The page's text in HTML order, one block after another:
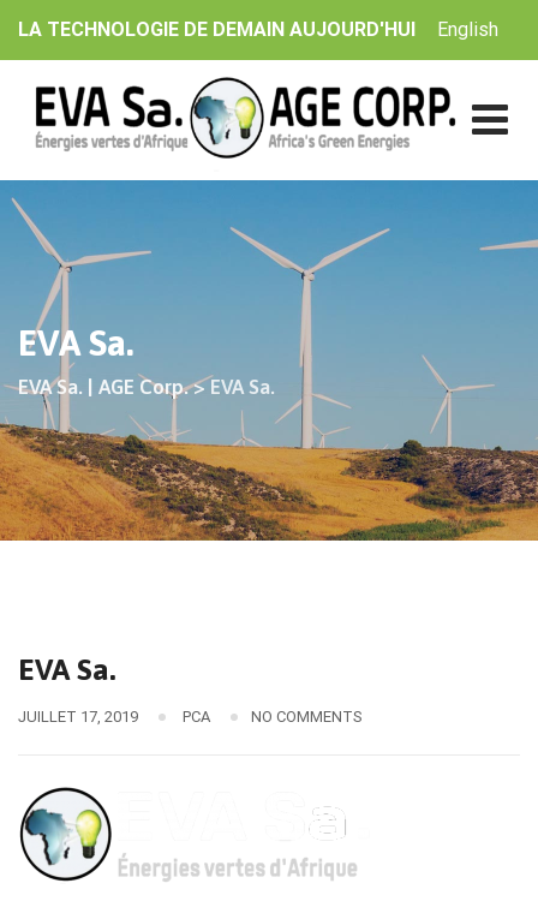
LA TECHNOLOGIE DE DEMAIN AUJOURD'HUI English
EVA Sa.
EVA Sa. | AGE Corp.>EVA Sa.
EVA Sa.
JUILLET 17, 2019 PCA NO COMMENTS